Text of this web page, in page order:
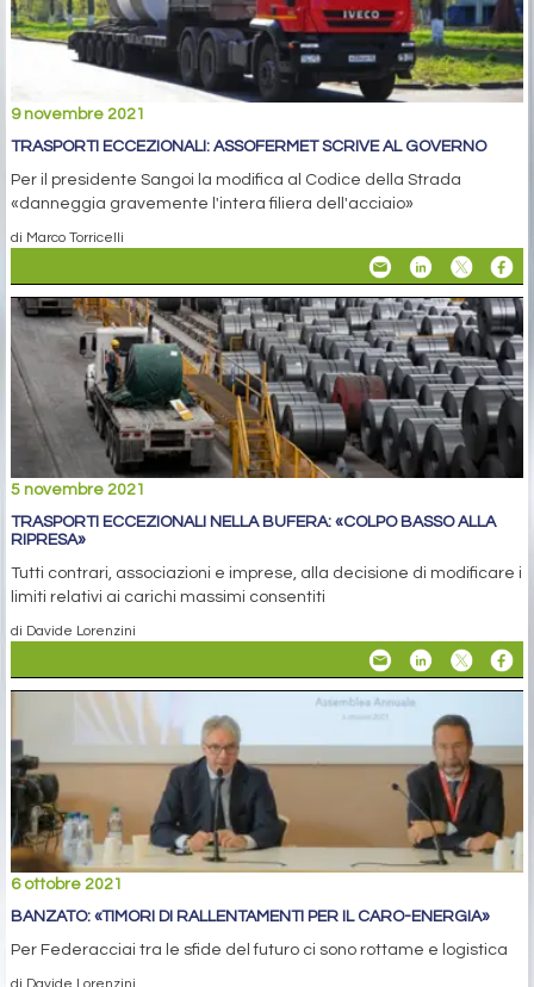
9 novembre 2021
TRASPORTI ECCEZIONALI: ASSOFERMET SCRIVE AL GOVERNO
Per il presidente Sangoi la modifica al Codice della Strada
«danneggia gravemente l'intera filiera dell'acciaio»
di Marco Torricelli
5 novembre 2021
TRASPORTI ECCEZIONALI NELLA BUFERA: «COLPO BASSO ALLA
RIPRESA»
Tutti contrari, associazioni e imprese, alla decisione di modificare i
limiti relativi ai carichi massimi consentiti
di Davide Lorenzini
6 ottobre 2021
BANZATO: «TIMORI DI RALLENTAMENTI PER IL CARO-ENERGIA»
Per Federacciai tra le sfide del futuro ci sono rottame e logistica
di Davide Lorenzini